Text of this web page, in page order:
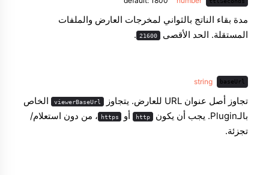
مدة بقاء الناتج بالثواني لمخرجات العارض والملفات
المستقلة. الحد الأقصى
21600
.
baseUrl
string
تجاوز أصل عنوان URL للعارض. يتجاوز viewerBaseUrl الخاص
بالـPlugin. يجب أن يكون
http أو https ، من دون استعلام/
تجزئة.